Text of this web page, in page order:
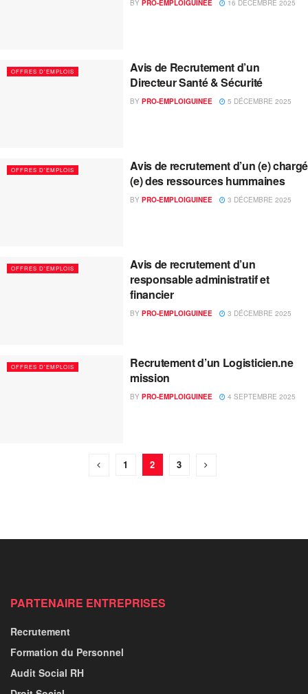
BY PRO-EMPLOIGUINEE 16 DÉCEMBRE 2025
OFFRES D'EMPLOIS
Avis de Recrutement d’un
Directeur Santé & Sécurité
BY PRO-EMPLOIGUINEE 5 DÉCEMBRE 2025
OFFRES D'EMPLOIS
Avis de recrutement d’un (e) chargé
(e) des ressources hummaines
BY PRO-EMPLOIGUINEE 3 DÉCEMBRE 2025
OFFRES D'EMPLOIS
Avis de recrutement d’un
responsable administratif et
financier
BY PRO-EMPLOIGUINEE 3 DÉCEMBRE 2025
OFFRES D'EMPLOIS
Recrutement d’un Logisticien.ne
mission
BY PRO-EMPLOIGUINEE 4 SEPTEMBRE 2025
1 2 3
PARTENAIRE ENTREPRISES
Recrutement
Formation du Personnel
Audit Social RH